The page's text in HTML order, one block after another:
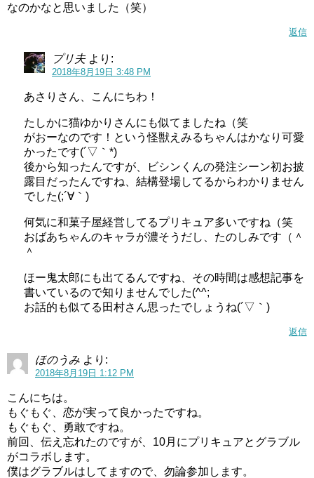
なのかなと思いました（笑）
返信
プリ夫 より:
2018年8月19日 3:48 PM
あさりさん、こんにちわ！
たしかに猫ゆかりさんにも似てましたね（笑
がおーなのです！という怪獣えみるちゃんはかなり可愛
かったです(´▽｀*)
後から知ったんですが、ビシンくんの発注シーン初お披
露目だったんですね、結構登場してるからわかりません
でした(;´∀｀)
何気に和菓子屋経営してるプリキュア多いですね（笑
おばあちゃんのキャラが濃そうだし、たのしみです（＾
＾
ほー鬼太郎にも出てるんですね、その時間は感想記事を
書いているので知りませんでした(^^;
お話的も似てる田村さん思ったでしょうね(´▽｀)
返信
ほのうみ より:
2018年8月19日 1:12 PM
こんにちは。
もぐもぐ、恋が実って良かったですね。
もぐもぐ、勇敢ですね。
前回、伝え忘れたのですが、10月にプリキュアとグラブル
がコラボします。
僕はグラブルはしてますので、勿論参加します。